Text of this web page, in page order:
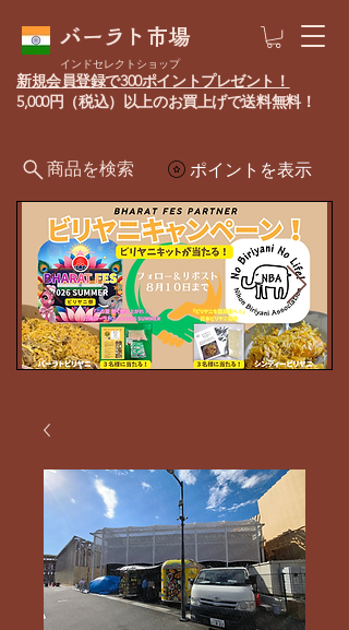
バーラト市場
ポイントを表示
新規会員登録で300ポイントプレゼント！
5,000円（税込）以上のお買上げで送料無料！
インドセレクトショップ
商品を検索